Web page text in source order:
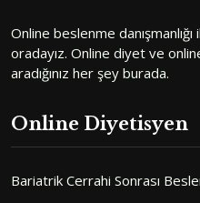
Online beslenme
oradayız. Online diyet ve
aradığınız her şey burada.
Online Diyetisyen
Bariatrik Cerrahi Sonrası